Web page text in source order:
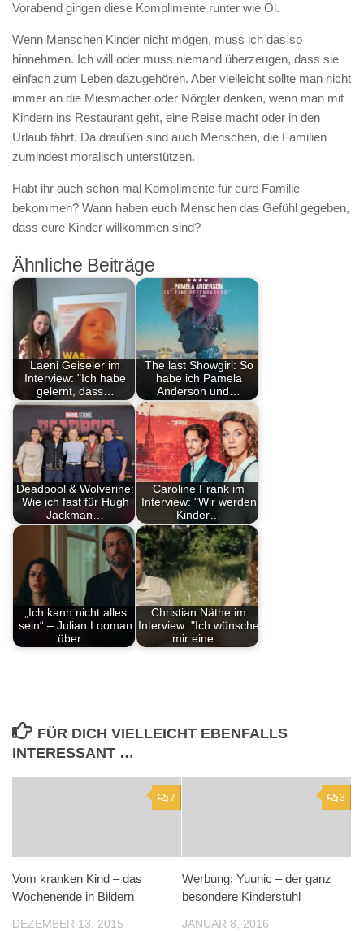
Vorabend gingen diese Komplimente runter wie Öl.
Wenn Menschen Kinder nicht mögen, muss ich das so
hinnehmen. Ich will oder muss niemand überzeugen, dass sie
einfach zum Leben dazugehören. Aber vielleicht sollte man nicht
immer an die Miesmacher oder Nörgler denken, wenn man mit
Kindern ins Restaurant geht, eine Reise macht oder in den
Urlaub fährt. Da draußen sind auch Menschen, die Familien
zumindest moralisch unterstützen.
Habt ihr auch schon mal Komplimente für eure Familie
bekommen? Wann haben euch Menschen das Gefühl gegeben,
dass eure Kinder willkommen sind?
Ähnliche Beiträge
Laeni Geiseler im
Interview: "Ich habe
gelernt, dass…
The last Showgirl: So
habe ich Pamela
Anderson und…
Deadpool & Wolverine:
Wie ich fast für Hugh
Jackman…
Caroline Frank im
Interview: "Wir werden
Kinder…
„Ich kann nicht alles
sein“ – Julian Looman
über…
Christian Näthe im
Interview: "Ich wünsche
mir eine…
FÜR DICH VIELLEICHT EBENFALLS
INTERESSANT …
7
Vom kranken Kind – das
Wochenende in Bildern
DEZEMBER 13, 2015
3
Werbung: Yuunic – der ganz
besondere Kinderstuhl
JANUAR 8, 2016